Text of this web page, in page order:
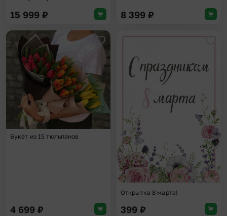
15 999 ₽ 8 399 ₽
Добавить в избранное
Букет из 15 тюльпанов
4 699 ₽
Открытка 8 марта!
399 ₽